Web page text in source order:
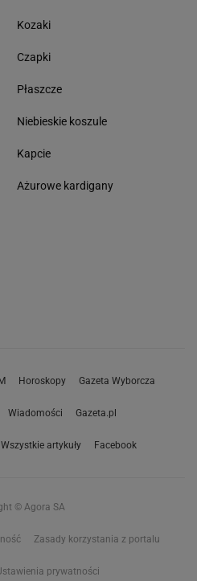
Kozaki
Czapki
Płaszcze
Niebieskie koszule
Kapcie
Ażurowe kardigany
Horoskopy Gazeta Wyborcza
Wiadomości Gazeta.pl
Wszystkie artykuły Facebook
© Agora SA
Zasady korzystania z portalu
prywatności